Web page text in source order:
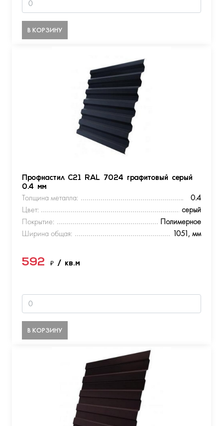
В КОРЗИНУ
Профнастил С21 RAL 7024 графитовый серый
0.4 мм
Толщина металла:
0.4
Цвет:
серый
Покрытие:
Полимерное
Ширина общая:
1051, мм
592 ₽ / кв.м
В КОРЗИНУ